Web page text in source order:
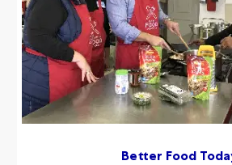
Better Food